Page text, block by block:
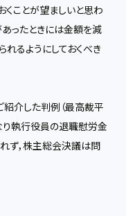
ことが望ましいと思わ
ったときには金額を減
れるようにしておくべき
紹介した判例（最高裁平
り執行役員の退職慰労金
ず，株主総会決議は問